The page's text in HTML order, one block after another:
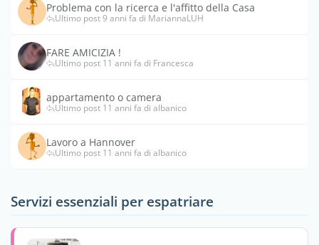
Problema con la ricerca e l'affitto della Casa
Ultimo post 9 anni fa di MariannaLUH
FARE AMICIZIA !
Ultimo post 11 anni fa di Francesca
appartamento o camera
Ultimo post 11 anni fa di albanico
Lavoro a Hannover
Ultimo post 11 anni fa di albanico
Servizi essenziali per espatriare